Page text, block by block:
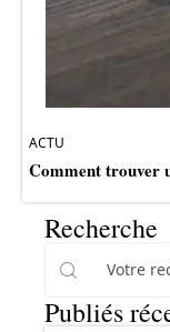
ACTU
Comment trouver
Recherche
Publiés